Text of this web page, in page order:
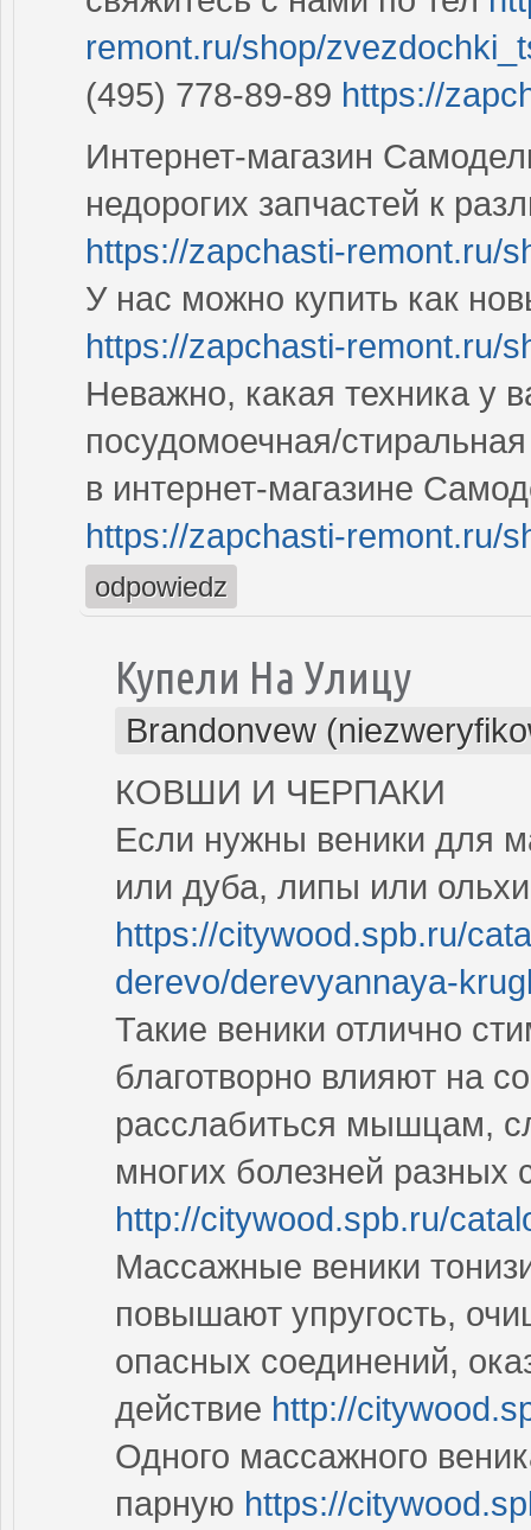
remont.ru/shop/
(495) 778-89-89 https://
Интернет-магазин
недорогих запчастей к
https://zapchasti-remont.ru/
У нас можно купить как
https://zapchasti-remont.ru/
Неважно, какая техника у
посудомоечная/
в интернет-магазине
https://zapchasti-remont.ru/
odpowiedz
Купели На Улицу
Brandonvew
КОВШИ И ЧЕРПАКИ
Если нужны веники для
или дуба, липы или
https://citywood.spb.ru/
derevo/derevyannaya-
Такие веники отлично
благотворно влияют на
расслабиться мышцам,
многих болезней разных
http://citywood.spb.ru/
Массажные веники
повышают упругость,
опасных соединений,
действие http://
Одного массажного
парную https://